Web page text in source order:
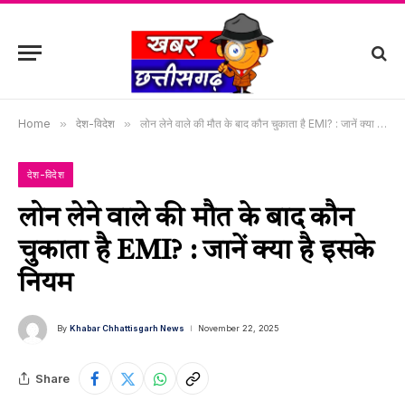
Home » देश-विदेश » लोन लेने वाले की मौत के बाद कौन चुकाता है EMI? : जानें क्या है इसके नियम
देश-विदेश
लोन लेने वाले की मौत के बाद कौन
चुकाता है EMI? : जानें क्या है इसके
नियम
By Khabar Chhattisgarh News November 22, 2025
Share